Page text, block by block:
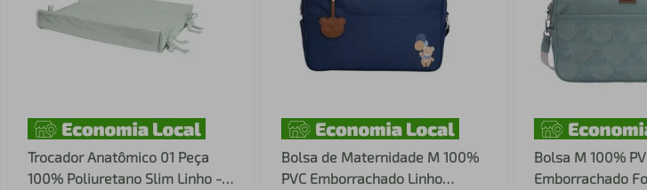
Trocador Anatômico 01 Peça
100% Poliuretano Slim Linho -
Bolsa de Maternidade M 100%
PVC Emborrachado Linho
Bolsa M 100%
Emborrachado